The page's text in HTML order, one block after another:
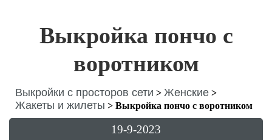
Выкройка пончо с
воротником
Выкройки с просторов сети > Женские >
Жакеты и жилеты > Выкройка пончо с воротником
19-9-2023